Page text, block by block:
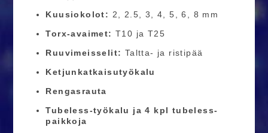
Kuusiokolot: 2, 2.5, 3, 4, 5, 6, 8 mm
Torx-avaimet: T10 ja T25
Ruuvimeisselit: Taltta- ja ristipää
Ketjunkatkaisutyökalu
Rengasrauta
Tubeless-työkalu ja 4 kpl tubeless-
paikkoja